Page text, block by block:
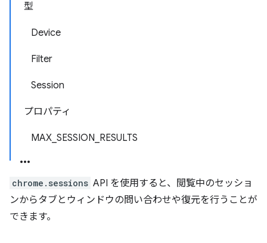
型
Device
Filter
Session
プロパティ
MAX_SESSION_RESULTS
chrome.sessions API を使用すると、閲覧中のセッショ
ンからタブとウィンドウの問い合わせや復元を行うことが
できます。